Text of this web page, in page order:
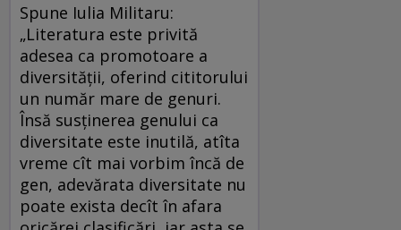
Spune Iulia Militaru:
„Literatura este privită
adesea ca promotoare a
diversităţii, oferind cititorului
un număr mare de genuri.
Însă susţinerea genului ca
diversitate este inutilă, atîta
vreme cît mai vorbim încă de
gen, adevărata diversitate nu
poate exista decît în afara